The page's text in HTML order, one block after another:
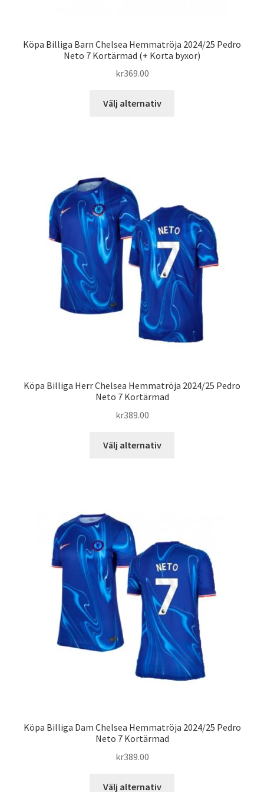
Köpa Billiga Barn Chelsea Hemmatröja 2024/25 Pedro
Neto 7 Kortärmad (+ Korta byxor)
kr369.00
Välj alternativ
alternativen
kan
väljas
på
produktsidan
Köpa Billiga Herr Chelsea Hemmatröja 2024/25 Pedro
Neto 7 Kortärmad
kr389.00
Välj alternativ
olika
alternativen
kan
väljas
på
produktsidan
Köpa Billiga Dam Chelsea Hemmatröja 2024/25 Pedro
Neto 7 Kortärmad
kr389.00
Välj alternativ